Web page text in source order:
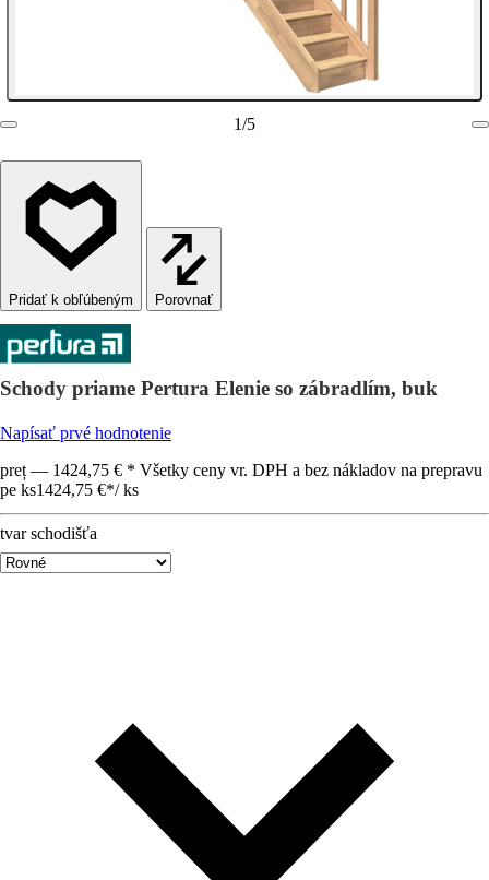
1/5
Porovnať
Schody priame Pertura Elenie so zábradlím, buk
Napísať prvé hodnotenie
preț — 1424,75 € * Všetky ceny vr. DPH a bez nákladov na prepravu
pe ks1424,75 €*/ ks
tvar schodišťa